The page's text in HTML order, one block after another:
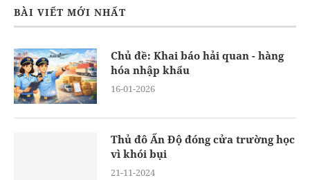
BÀI VIẾT MỚI NHẤT
Chủ đề: Khai báo hải quan - hàng
hóa nhập khẩu
16-01-2026
Thủ đô Ấn Độ đóng cửa trường học
vì khói bụi
21-11-2024